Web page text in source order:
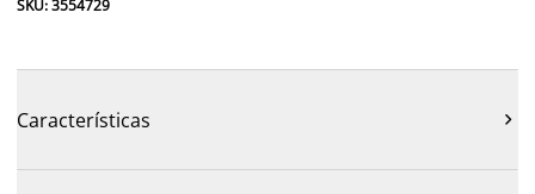
SKU: 3554729
Características 